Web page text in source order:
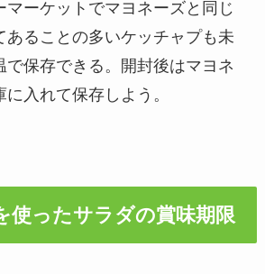
マーケットでマヨネーズと同じ
あることの多いケッチャプも未
で保存できる。開封後はマヨネ
入れて保存しよう。
使ったサラダの賞味期限